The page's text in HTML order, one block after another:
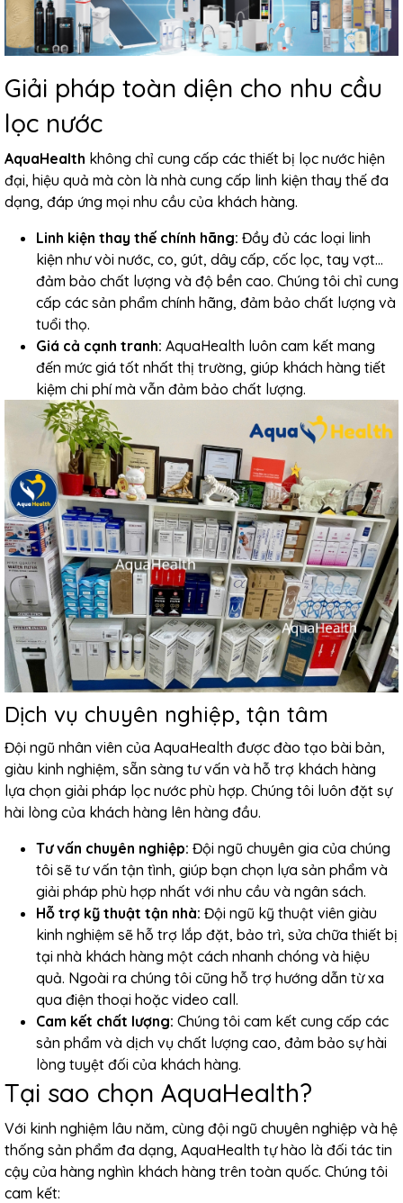
Giải pháp toàn diện cho nhu cầu
lọc nước
AquaHealth không chỉ cung cấp các thiết bị lọc nước hiện
đại, hiệu quả mà còn là nhà cung cấp linh kiện thay thế đa
dạng, đáp ứng mọi nhu cầu của khách hàng.
Linh kiện thay thế chính hãng: Đầy đủ các loại linh
kiện như vòi nước, co, gút, dây cấp, cốc lọc, tay vợt…
đảm bảo chất lượng và độ bền cao. Chúng tôi chỉ cung
cấp các sản phẩm chính hãng, đảm bảo chất lượng và
tuổi thọ.
Giá cả cạnh tranh: AquaHealth luôn cam kết mang
đến mức giá tốt nhất thị trường, giúp khách hàng tiết
kiệm chi phí mà vẫn đảm bảo chất lượng.
Dịch vụ chuyên nghiệp, tận tâm
Đội ngũ nhân viên của AquaHealth được đào tạo bài bản,
giàu kinh nghiệm, sẵn sàng tư vấn và hỗ trợ khách hàng
lựa chọn giải pháp lọc nước phù hợp. Chúng tôi luôn đặt sự
hài lòng của khách hàng lên hàng đầu.
Tư vấn chuyên nghiệp: Đội ngũ chuyên gia của chúng
tôi sẽ tư vấn tận tình, giúp bạn chọn lựa sản phẩm và
giải pháp phù hợp nhất với nhu cầu và ngân sách.
Hỗ trợ kỹ thuật tận nhà: Đội ngũ kỹ thuật viên giàu
kinh nghiệm sẽ hỗ trợ lắp đặt, bảo trì, sửa chữa thiết bị
tại nhà khách hàng một cách nhanh chóng và hiệu
quả. Ngoài ra chúng tôi cũng hỗ trợ hướng dẫn từ xa
qua điện thoại hoặc video call.
Cam kết chất lượng: Chúng tôi cam kết cung cấp các
sản phẩm và dịch vụ chất lượng cao, đảm bảo sự hài
lòng tuyệt đối của khách hàng.
Tại sao chọn AquaHealth?
Với kinh nghiệm lâu năm, cùng đội ngũ chuyên nghiệp và hệ
thống sản phẩm đa dạng, AquaHealth tự hào là đối tác tin
cậy của hàng nghìn khách hàng trên toàn quốc. Chúng tôi
cam kết: